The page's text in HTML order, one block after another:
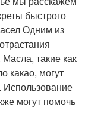
быстрого
Одним из
такие как
какао, могут
Использование
могут помочь